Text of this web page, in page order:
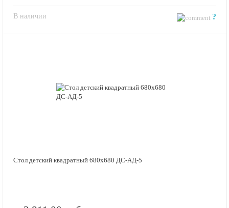
В наличии ?
Стол детский квадратный 680х680 ДС-АД-5